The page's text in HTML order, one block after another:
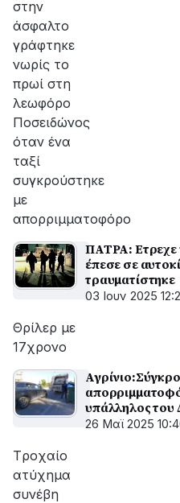
στην
άσφαλτο
γράφτηκε
νωρίς το
πρωί στη
λεωφόρο
Ποσειδώνος
όταν ένα
ταξί
συγκρούστηκε
με
απορριμματοφόρο
ΠΑΤΡΑ: Ετρεχε
έπεσε σε
τραυματίστηκε
03 Ιουν 2025
Θρίλερ με
17χρονο
υπάλληλος του
26 Μαϊ 2025
Tροχαίο
ατύχημα
συνέβη